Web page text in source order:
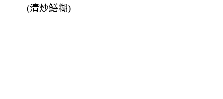
(清炒鱔糊)